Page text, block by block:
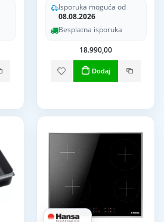
Isporuka moguća od
08.08.2026
Besplatna isporuka
18.990,00
Dodaj